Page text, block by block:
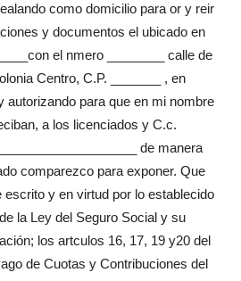
como domicilio para or y reir
y documentos el ubicado en
el nmero ________ calle de
Centro, C.P. _______ , en
autorizando para que en mi nombre
a los licenciados y C.c.
de manera
comparezco para exponer. Que
escrito y en virtud por lo establecido
la Ley del Seguro Social y su
los artculos 16, 17, 19 y20 del
de Cuotas y Contribuciones del